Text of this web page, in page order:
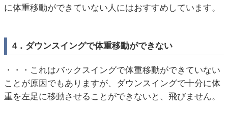
に体重移動ができていない人にはおすすめしています。
4．ダウンスイングで体重移動ができない
・・・これはバックスイングで体重移動ができていない
ことが原因でもありますが、ダウンスイングで十分に体
重を左足に移動させることができないと、飛びません。